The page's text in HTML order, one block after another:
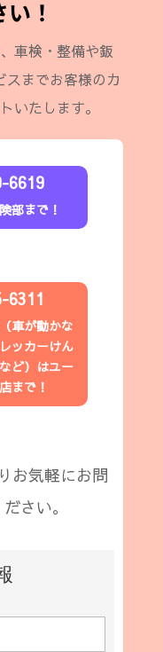
！
車検・整備や鈑
スまでお客様のカ
いたします。
6619
部まで！
6311
車が動かな
ッカーけん
ど）はユー
まで！
お気軽にお問
さい。